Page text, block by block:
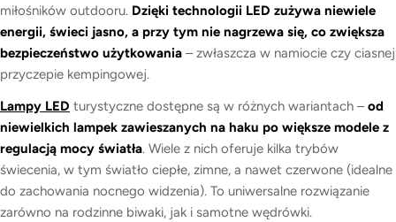
miłośników outdooru. Dzięki technologii LED zużywa niewiele
energii, świeci jasno, a przy tym nie nagrzewa się, co zwiększa
bezpieczeństwo użytkowania – zwłaszcza w namiocie czy ciasnej
przyczepie kempingowej.
Lampy LED turystyczne dostępne są w różnych wariantach –od
niewielkich lampek zawieszanych na haku po większe modele z
regulacją mocy światła. Wiele z nich oferuje kilka trybów
świecenia, w tym światło ciepłe, zimne, a nawet czerwone (idealne
do zachowania nocnego widzenia). To uniwersalne rozwiązanie
zarówno na rodzinne biwaki, jak i samotne wędrówki.